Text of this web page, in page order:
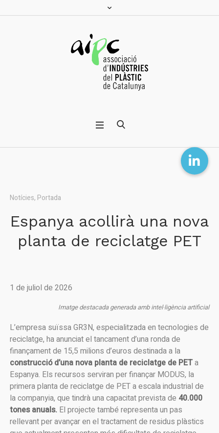
Notícies, Portada
Espanya acollirà una nova
planta de reciclatge PET
1 de juliol de 2026
Imatge destacada generada amb intel·ligència artificial
L’empresa suïssa GR3N, especialitzada en tecnologies de
reciclatge, ha anunciat el tancament d’una ronda de
finançament de 15,5 milions d’euros destinada a la
construcció d’una nova planta de reciclatge de PETa
Espanya. Els recursos serviran per finançar MODUS, la
primera planta de reciclatge de PET a escala industrial de
la companyia, que tindrà una capacitat prevista de 40.000
tones anuals. El projecte també representa un pas
rellevant per avançar en el tractament de residus plàstics